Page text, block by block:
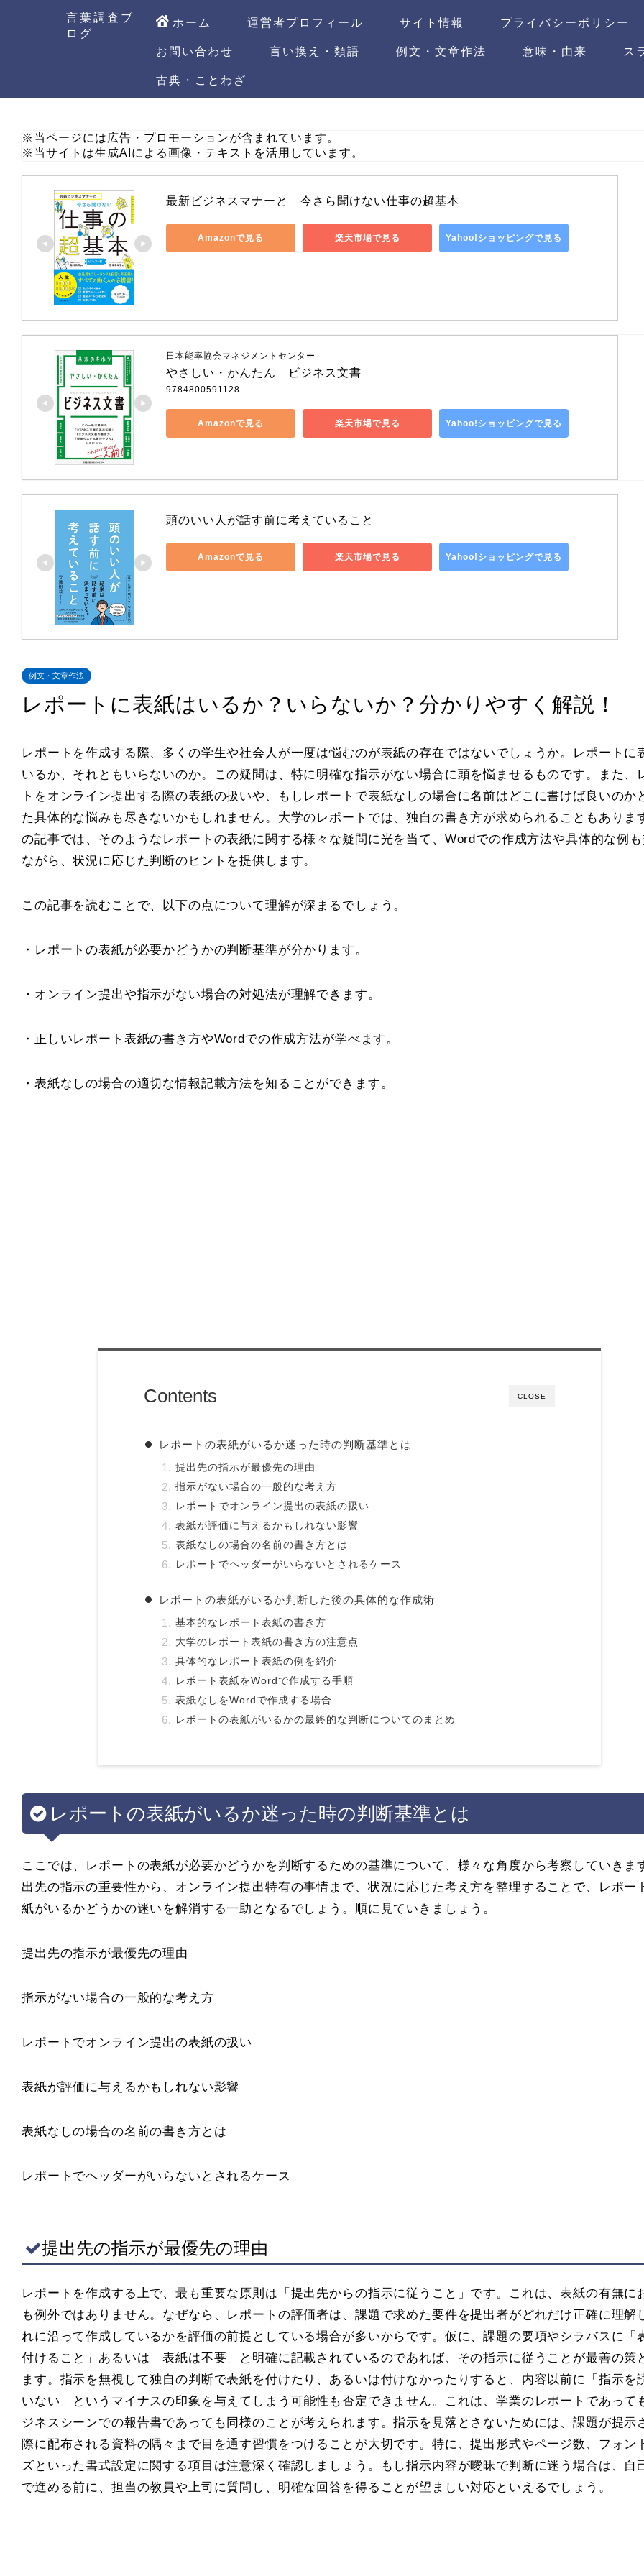
言葉調査ブ
ログ
ホーム 運営者プロフィール サイト情報 プライバシーポリシー
お問い合わせ
言い換え・類語 例文・文章作法 意味・由来 ス
古典・ことわざ
※当ページには広告・プロモーションが含まれています。
※当サイトは生成AIによる画像・テキストを活用しています。
最新ビジネスマナーと　今さら聞けない仕事の超基本
Amazonで見る 楽天市場で見る Yahoo!ショッピングで見る
日本能率協会マネジメントセンター
やさしい・かんたん　ビジネス文書
9784800591128
Amazonで見る 楽天市場で見る Yahoo!ショッピングで見る
頭のいい人が話す前に考えていること
Amazonで見る 楽天市場で見る Yahoo!ショッピングで見る
例文・文章作法
レポートに表紙はいるか？いらないか？分かりやすく解説！
レポートを作成する際、多くの学生や社会人が一度は悩むのが表紙の存在ではないでしょうか。レポートに
いるか、それともいらないのか。この疑問は、特に明確な指示がない場合に頭を悩ませるものです。また、
トをオンライン提出する際の表紙の扱いや、もしレポートで表紙なしの場合に名前はどこに書けば良いのか
た具体的な悩みも尽きないかもしれません。大学のレポートでは、独自の書き方が求められることもありま
の記事では、そのようなレポートの表紙に関する様々な疑問に光を当て、Wordでの作成方法や具体的な例も
ながら、状況に応じた判断のヒントを提供します。
この記事を読むことで、以下の点について理解が深まるでしょう。
・レポートの表紙が必要かどうかの判断基準が分かります。
・オンライン提出や指示がない場合の対処法が理解できます。
・正しいレポート表紙の書き方やWordでの作成方法が学べます。
・表紙なしの場合の適切な情報記載方法を知ることができます。
CLOSE
Contents
レポートの表紙がいるか迷った時の判断基準とは
提出先の指示が最優先の理由
指示がない場合の一般的な考え方
レポートでオンライン提出の表紙の扱い
表紙が評価に与えるかもしれない影響
表紙なしの場合の名前の書き方とは
レポートでヘッダーがいらないとされるケース
レポートの表紙がいるか判断した後の具体的な作成術
基本的なレポート表紙の書き方
大学のレポート表紙の書き方の注意点
具体的なレポート表紙の例を紹介
レポート表紙をWordで作成する手順
表紙なしをWordで作成する場合
レポートの表紙がいるかの最終的な判断についてのまとめ
レポートの表紙がいるか迷った時の判断基準とは
ここでは、レポートの表紙が必要かどうかを判断するための基準について、様々な角度から考察していきま
出先の指示の重要性から、オンライン提出特有の事情まで、状況に応じた考え方を整理することで、レポー
紙がいるかどうかの迷いを解消する一助となるでしょう。順に見ていきましょう。
提出先の指示が最優先の理由
指示がない場合の一般的な考え方
レポートでオンライン提出の表紙の扱い
表紙が評価に与えるかもしれない影響
表紙なしの場合の名前の書き方とは
レポートでヘッダーがいらないとされるケース
提出先の指示が最優先の理由
レポートを作成する上で、最も重要な原則は「提出先からの指示に従うこと」です。これは、表紙の有無に
も例外ではありません。なぜなら、レポートの評価者は、課題で求めた要件を提出者がどれだけ正確に理解
れに沿って作成しているかを評価の前提としている場合が多いからです。仮に、課題の要項やシラバスに「
付けること」あるいは「表紙は不要」と明確に記載されているのであれば、その指示に従うことが最善の策
ます。指示を無視して独自の判断で表紙を付けたり、あるいは付けなかったりすると、内容以前に「指示を
いない」というマイナスの印象を与えてしまう可能性も否定できません。これは、学業のレポートであって
ジネスシーンでの報告書であっても同様のことが考えられます。指示を見落とさないためには、課題が提示
際に配布される資料の隅々まで目を通す習慣をつけることが大切です。特に、提出形式やページ数、フォン
ズといった書式設定に関する項目は注意深く確認しましょう。もし指示内容が曖昧で判断に迷う場合は、自
で進める前に、担当の教員や上司に質問し、明確な回答を得ることが望ましい対応といえるでしょう。